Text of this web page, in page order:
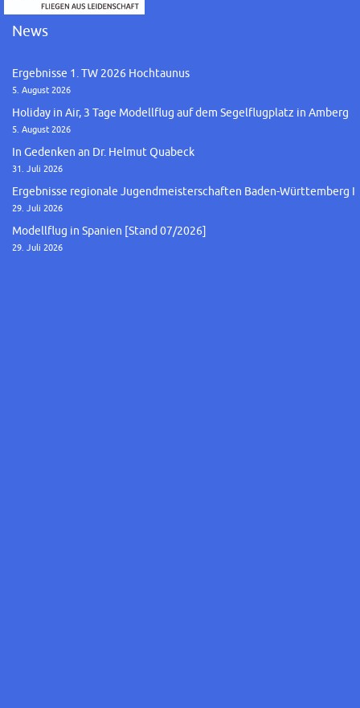
News
Ergebnisse 1. TW 2026 Hochtaunus
5. August 2026
Holiday in Air, 3 Tage Modellflug auf dem Segelflugplatz in Amberg
5. August 2026
In Gedenken an Dr. Helmut Quabeck
31. Juli 2026
Ergebnisse regionale Jugendmeisterschaften Baden-Württemberg I
29. Juli 2026
Modellflug in Spanien [Stand 07/2026]
29. Juli 2026